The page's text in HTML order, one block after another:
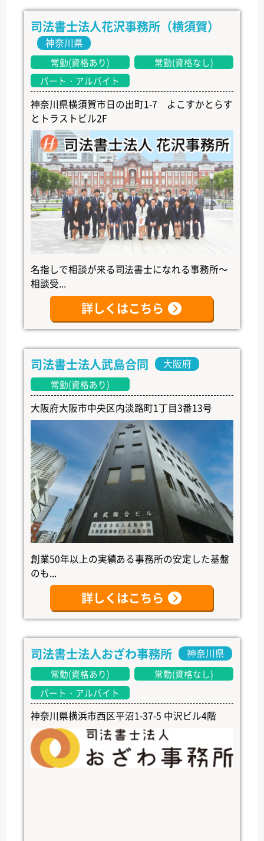
司法書士法人花沢事務所（横須賀）
神奈川県
常勤(資格あり)
常勤(資格なし)
パート・アルバイト
神奈川県横須賀市日の出町1-7 よこすかとらす
とトラストビル2F
名指しで相談が来る司法書士になれる事務所～
相談受...
詳しくはこちら
司法書士法人武島合同 大阪府
常勤(資格あり)
大阪府大阪市中央区内淡路町1丁目3番13号
創業50年以上の実績ある事務所の安定した基盤
のも...
詳しくはこちら
司法書士法人おざわ事務所 神奈川県
常勤(資格あり)
常勤(資格なし)
パート・アルバイト
神奈川県横浜市西区平沼1-37-5 中沢ビル4階